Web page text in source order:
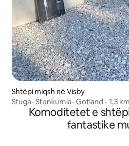
Shtëpi miqsh në Visby
Stuga- Stenkumla- Gotland - 1,3
Komoditetet e
fantastike